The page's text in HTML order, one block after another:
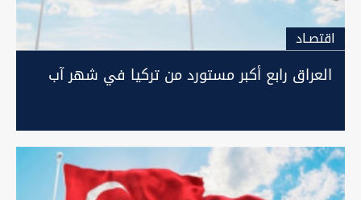
اقتصـاد
العراق رابع أكبر مستورد من تركيا في شهر آب